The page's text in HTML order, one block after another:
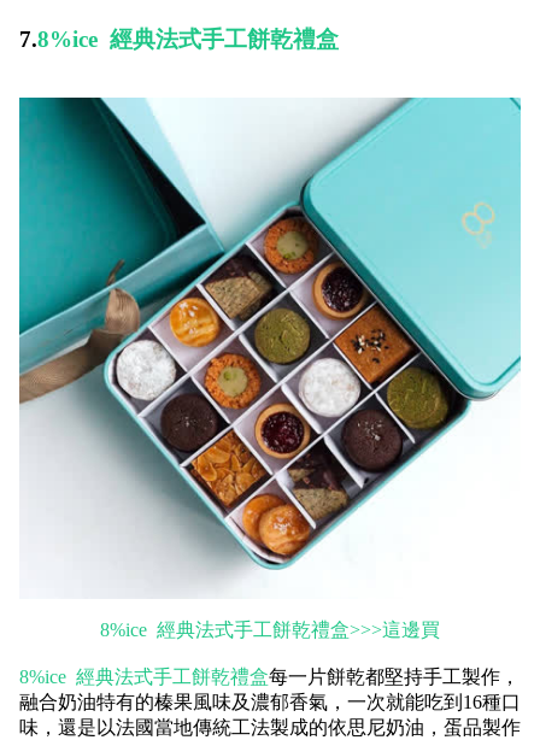
7.8%ice 經典法式手工餅乾禮盒
8%ice 經典法式手工餅乾禮盒>>>這邊買
8%ice 經典法式手工餅乾禮盒每一片餅乾都堅持手工製作，
融合奶油特有的榛果風味及濃郁香氣，一次就能吃到16種口
味，還是以法國當地傳統工法製成的依思尼奶油，蛋品製作